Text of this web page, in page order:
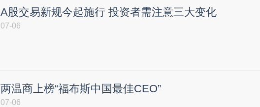
A股交易新规今起施行 投资者需注意三大变化
07-06
两温商上榜“福布斯中国最佳CEO”
07-06